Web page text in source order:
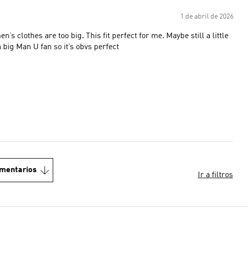
1 de abril de 2026
clothes are too big. This fit perfect for me. Maybe still a little
Man U fan so it’s obvs perfect
Ir a filtros